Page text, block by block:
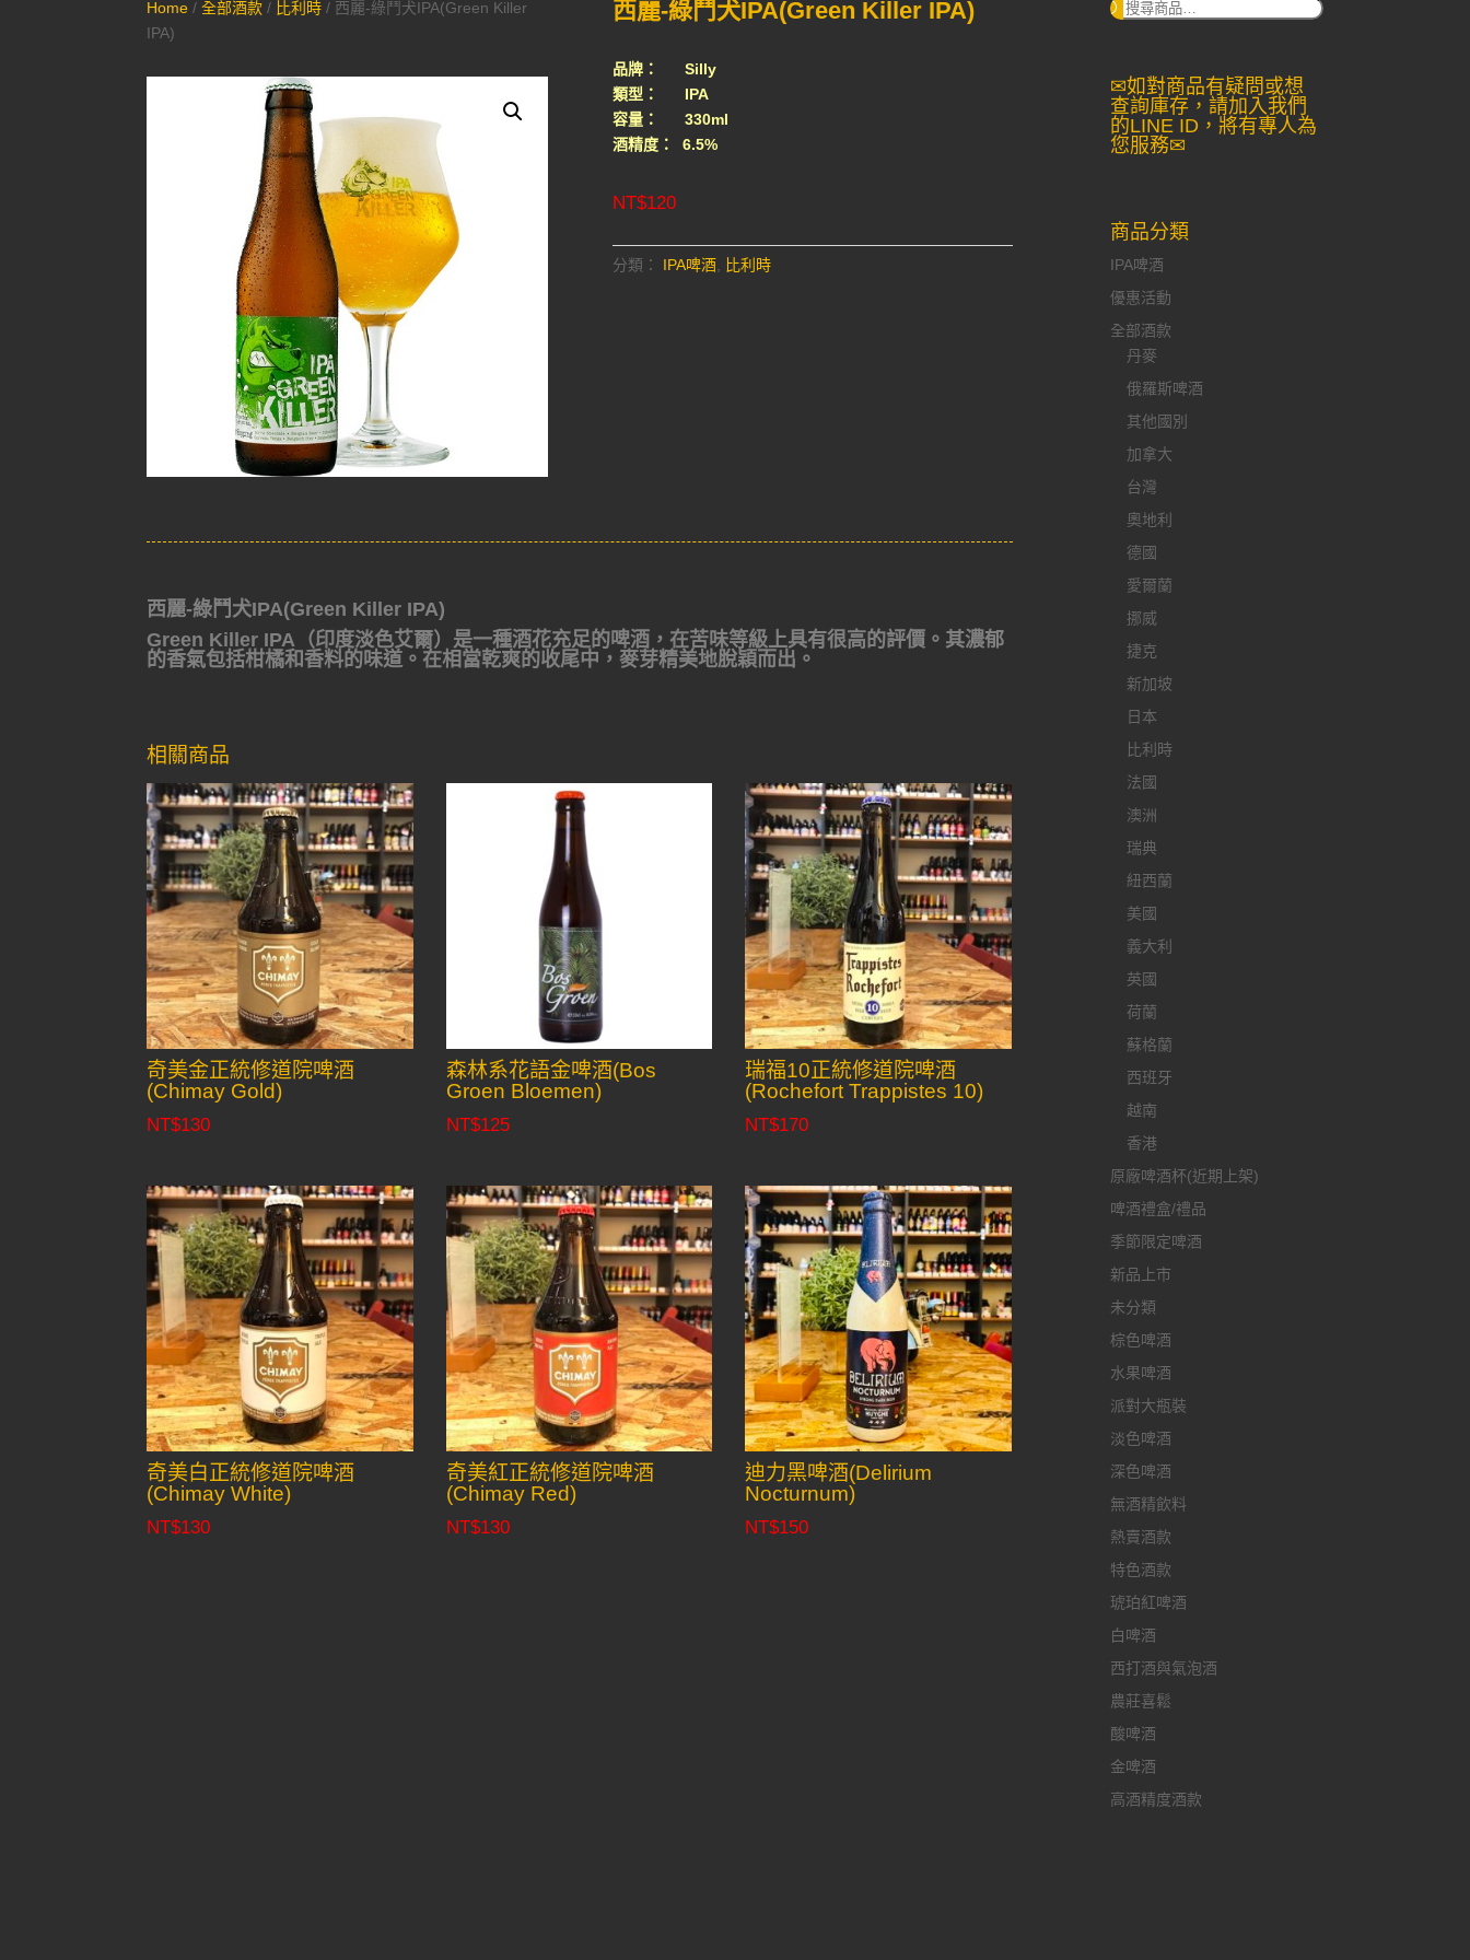
Home /全部酒款 / 比利時 / 西麗-綠鬥犬IPA(Green Killer
IPA)
西麗-綠鬥犬IPA(Green Killer IPA)
品牌： Silly
類型： IPA
容量： 330ml
酒精度： 6.5%
NT$120
分類： IPA啤酒, 比利時
西麗-綠鬥犬IPA(Green Killer IPA)
Green Killer IPA（印度淡色艾爾）是一種酒花充足的啤酒，在苦味等級上具有很高的評價。其濃郁
的香氣包括柑橘和香料的味道。在相當乾爽的收尾中，麥芽精美地脫穎而出。
相關商品
奇美金正統修道院啤酒
(Chimay Gold)
NT$130
森林系花語金啤酒(Bos
Groen Bloemen)
NT$125
瑞福10正統修道院啤酒
(Rochefort Trappistes 10)
NT$170
奇美白正統修道院啤酒
(Chimay White)
NT$130
奇美紅正統修道院啤酒
(Chimay Red)
NT$130
迪力黑啤酒(Delirium
Nocturnum)
NT$150
搜
✉如對商品有疑問或想
查詢庫存，請加入我們
的LINE ID，將有專人為
您服務✉
商品分類
IPA啤酒
優惠活動
全部酒款
丹麥
俄羅斯啤酒
其他國別
加拿大
台灣
奧地利
德國
愛爾蘭
挪威
捷克
新加坡
日本
比利時
法國
澳洲
瑞典
紐西蘭
美國
義大利
英國
荷蘭
蘇格蘭
西班牙
越南
香港
原廠啤酒杯(近期上架)
啤酒禮盒/禮品
季節限定啤酒
新品上市
未分類
棕色啤酒
水果啤酒
派對大瓶裝
淡色啤酒
深色啤酒
無酒精飲料
熱賣酒款
特色酒款
琥珀紅啤酒
白啤酒
西打酒與氣泡酒
農莊喜鬆
酸啤酒
金啤酒
高酒精度酒款